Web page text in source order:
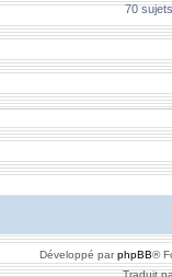
70
Développé parphpBB®
Traduit